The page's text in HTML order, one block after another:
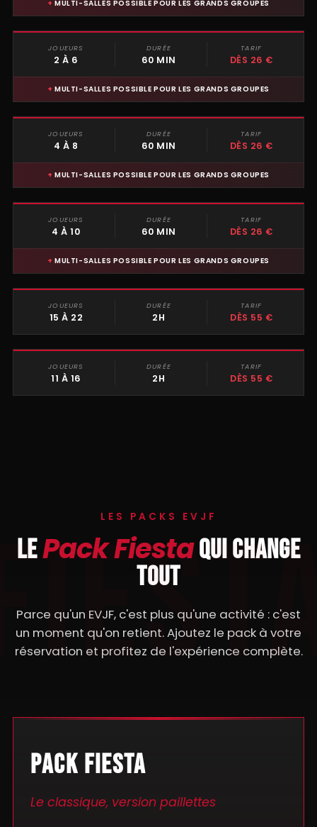
MULTI-SALLES POSSIBLE POUR LES GRANDS GROUPES
ESCAPE GAME
JOUEURS
2 À 6
DURÉE
60 MIN
TARIF
DÈS 26 €
MULTI-SALLES POSSIBLE POUR LES GRANDS GROUPES
ESCAPE GAME
JOUEURS
4 À 8
DURÉE
60 MIN
TARIF
DÈS 26 €
MULTI-SALLES POSSIBLE POUR LES GRANDS GROUPES
ESCAPE GAME
JOUEURS
4 À 10
DURÉE
60 MIN
TARIF
DÈS 26 €
MULTI-SALLES POSSIBLE POUR LES GRANDS GROUPES
MURDER PARTY
JOUEURS
15 À 22
DURÉE
2H
TARIF
DÈS 55 €
MURDER PARTY
JOUEURS
11 À 16
DURÉE
2H
TARIF
DÈS 55 €
LES PACKS EVJF
LEPack FiestaQUI CHANGE
TOUT
Parce qu'un EVJF, c'est plus qu'une activité : c'est
un moment qu'on retient. Ajoutez le pack à votre
réservation et profitez de l'expérience complète.
PACK FIESTA
Le classique, version paillettes